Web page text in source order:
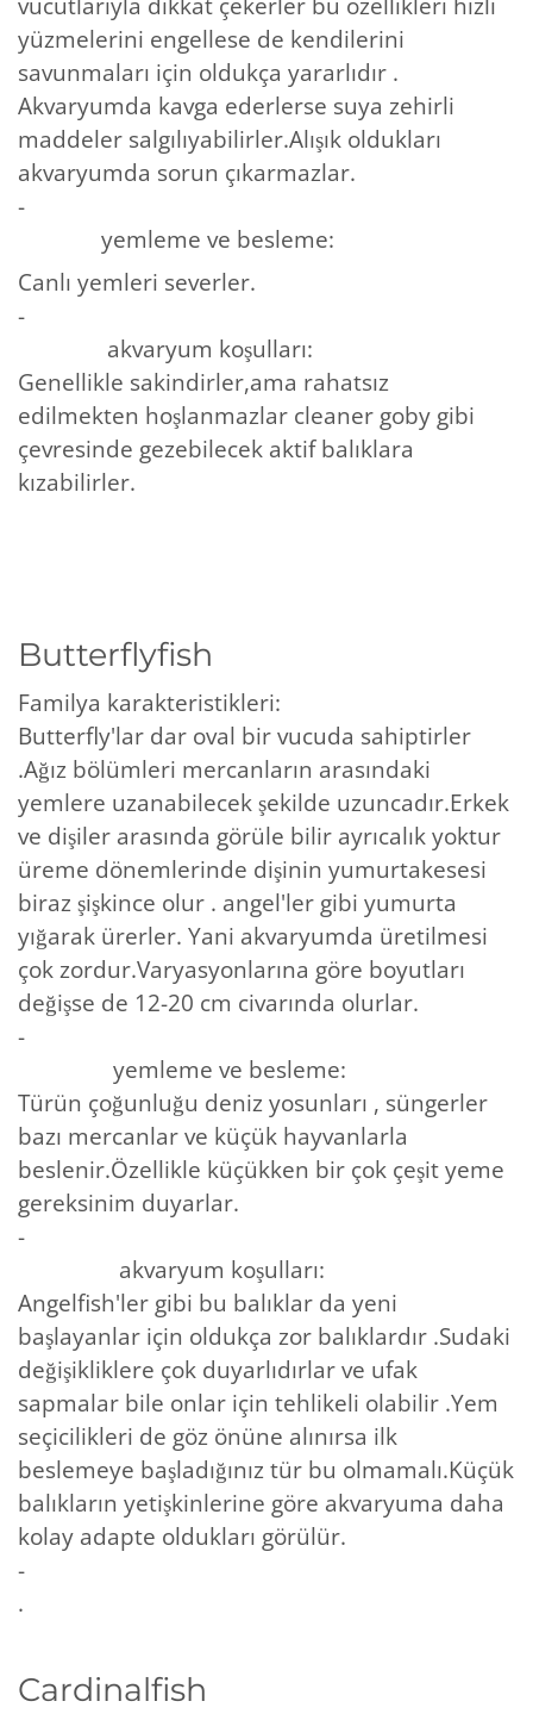
yüzmelerini engellese de kendilerini
savunmaları için oldukça yararlıdır .
Akvaryumda kavga ederlerse suya zehirli
maddeler salgılıyabilirler.Alışık oldukları
akvaryumda sorun çıkarmazlar.
-
yemleme ve besleme:
Canlı yemleri severler.
-
akvaryum koşulları:
Genellikle sakindirler,ama rahatsız
edilmekten hoşlanmazlar cleaner goby gibi
çevresinde gezebilecek aktif balıklara
kızabilirler.
Butterflyfish
Familya karakteristikleri:
Butterfly'lar dar oval bir vucuda sahiptirler
.Ağız bölümleri mercanların arasındaki
yemlere uzanabilecek şekilde uzuncadır.Erkek
ve dişiler arasında görüle bilir ayrıcalık yoktur
üreme dönemlerinde dişinin yumurtakesesi
biraz şişkince olur . angel'ler gibi yumurta
yığarak ürerler. Yani akvaryumda üretilmesi
çok zordur.Varyasyonlarına göre boyutları
değişse de 12-20 cm civarında olurlar.
-
yemleme ve besleme:
Türün çoğunluğu deniz yosunları , süngerler
bazı mercanlar ve küçük hayvanlarla
beslenir.Özellikle küçükken bir çok çeşit yeme
gereksinim duyarlar.
-
akvaryum koşulları:
Angelfish'ler gibi bu balıklar da yeni
başlayanlar için oldukça zor balıklardır .Sudaki
değişikliklere çok duyarlıdırlar ve ufak
sapmalar bile onlar için tehlikeli olabilir .Yem
seçicilikleri de göz önüne alınırsa ilk
beslemeye başladığınız tür bu olmamalı.Küçük
balıkların yetişkinlerine göre akvaryuma daha
kolay adapte oldukları görülür.
-
.
Cardinalfish